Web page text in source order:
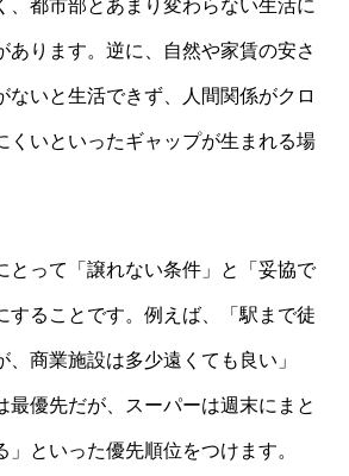
、都市部とあまり変わらない生活に
あります。逆に、自然や家賃の安さ
ないと生活できず、人間関係がクロ
くいといったギャップが生まれる場
とって「譲れない条件」と「妥協で
することです。例えば、「駅まで徒
商業施設は多少遠くても良い」
最優先だが、スーパーは週末にまと
といった優先順位をつけます。